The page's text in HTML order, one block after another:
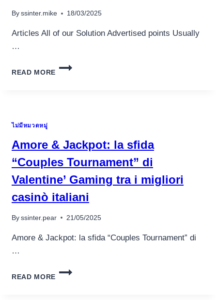
By ssinter.mike 18/03/2025
Articles All of our Solution Advertised points Usually
…
READ MORE
IDEAS
SPECIALIST
SUGGESTIONS
TO
DESIRE
TRAFFIC
ไม่มีหมวดหมู่
Amore & Jackpot: la sfida
“Couples Tournament” di
Valentine’ Gaming tra i migliori
casinò italiani
By ssinter.pear 21/05/2025
Amore & Jackpot: la sfida “Couples Tournament” di
…
READ MORE
AMORE